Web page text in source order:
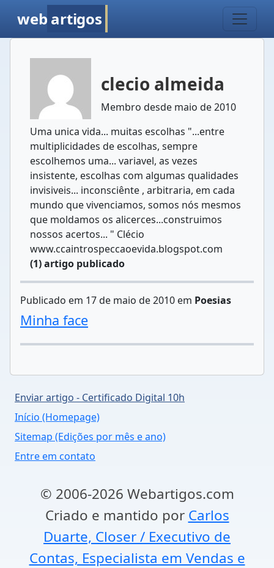
web artigos
clecio almeida
Membro desde maio de 2010
Uma unica vida... muitas escolhas "...entre
multiplicidades de escolhas, sempre
escolhemos uma... variavel, as vezes
insistente, escolhas com algumas qualidades
invisiveis... inconsciênte , arbitraria, em cada
mundo que vivenciamos, somos nós mesmos
que moldamos os alicerces...construimos
nossos acertos... " Clécio
www.ccaintrospeccaoevida.blogspot.com
(1) artigo publicado
Publicado em 17 de maio de 2010 em Poesias
Minha face
Enviar artigo - Certificado Digital 10h
Início (Homepage)
Sitemap (Edições por mês e ano)
Entre em contato
© 2006-2026 Webartigos.com
Criado e mantido por Carlos
Duarte, Closer / Executivo de
Contas, Especialista em Vendas e